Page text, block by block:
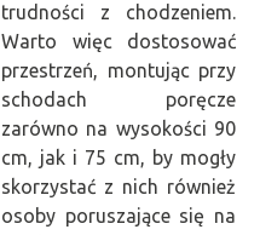
trudności z chodzeniem.
Warto więc dostosować
przestrzeń, montując przy
schodach poręcze
zarówno na wysokości 90
cm, jak i 75 cm, by mogły
skorzystać z nich również
osoby poruszające się na